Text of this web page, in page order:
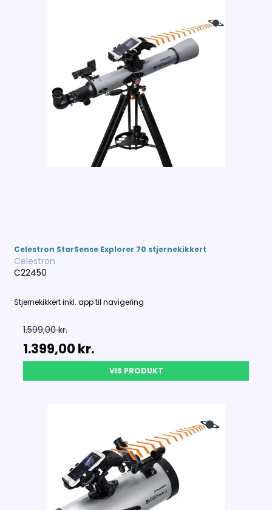
Celestron StarSense Explorer 70 stjernekikkert
Celestron
C22450
Stjernekikkert inkl. app til navigering
1.599,00 kr.
1.399,00 kr.
VIS PRODUKT